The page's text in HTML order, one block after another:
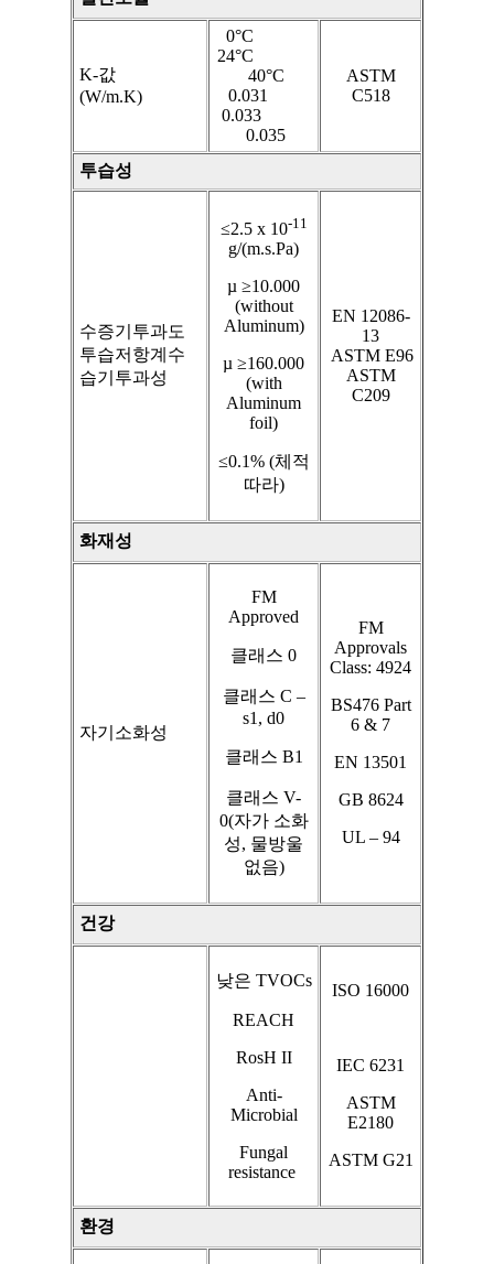
K-값
(W/m.K)
0°C
24°C
40°C
0.031
0.033
0.035
ASTM
C518
투습성
수증기투과도
투습저항계수
습기투과성
≤2.5 x 10-11
g/(m.s.Pa)
µ ≥10.000
(without
Aluminum)
µ ≥160.000
(with
Aluminum
foil)
≤0.1% (체적
따라)
EN 12086-
13
ASTM E96
ASTM
C209
화재성
자기소화성
FM
Approved
클래스 0
클래스 C –
s1, d0
클래스 B1
클래스 V-
0(자가 소화
성, 물방울
없음)
FM
Approvals
Class: 4924
BS476 Part
6 & 7
EN 13501
GB 8624
UL – 94
건강
낮은 TVOCs
REACH
RosH II
Anti-
Microbial
Fungal
resistance
ISO 16000
IEC 6231
ASTM
E2180
ASTM G21
환경